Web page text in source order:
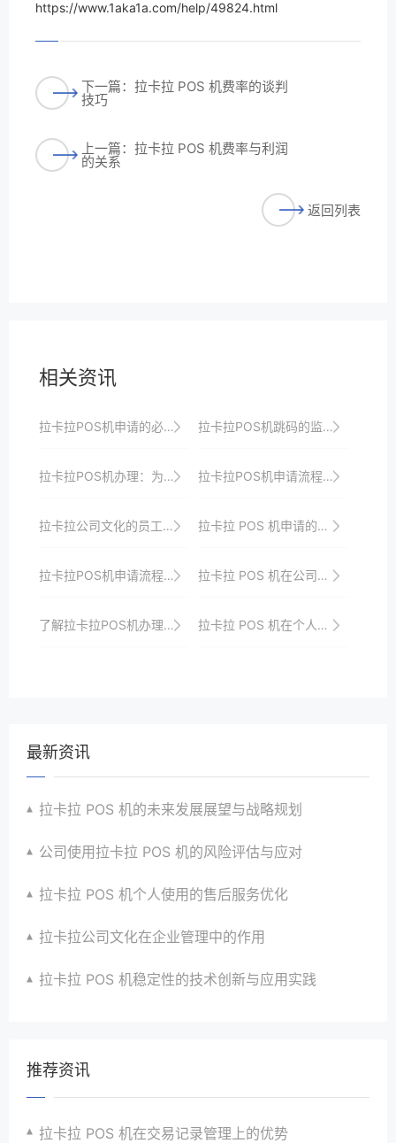
https://www.1aka1a.com/help/49824.html
下一篇：拉卡拉 POS 机费率的谈判
技巧
上一篇：拉卡拉 POS 机费率与利润
的关系
返回列表
相关资讯
拉卡拉POS机申请的必备条件解析 拉卡拉POS机跳码的监管政策与行业自律要求
拉卡拉POS机办理：为你的支付提供更多可能性 拉卡拉POS机申请流程详解，一站式服务更省心
拉卡拉公司文化的员工培训与发展 拉卡拉 POS 机申请的资格审核标准与流程
拉卡拉POS机申请流程中的常见问题与解决方案 拉卡拉 POS 机在公司营销中的作用
了解拉卡拉POS机办理，畅享支付便利 拉卡拉 POS 机在个人创业中的支付利器
最新资讯
拉卡拉 POS 机的未来发展展望与战略规划
公司使用拉卡拉 POS 机的风险评估与应对
拉卡拉 POS 机个人使用的售后服务优化
拉卡拉公司文化在企业管理中的作用
拉卡拉 POS 机稳定性的技术创新与应用实践
推荐资讯
拉卡拉 POS 机在交易记录管理上的优势